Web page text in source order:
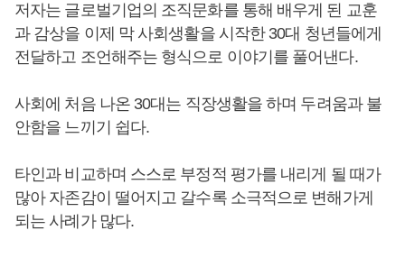
저자는 글로벌기업의 조직문화를 통해 배우게 된 교훈
과 감상을 이제 막 사회생활을 시작한 30대 청년들에게
전달하고 조언해주는 형식으로 이야기를 풀어낸다.
사회에 처음 나온 30대는 직장생활을 하며 두려움과 불
안함을 느끼기 쉽다.
타인과 비교하며 스스로 부정적 평가를 내리게 될 때가
많아 자존감이 떨어지고 갈수록 소극적으로 변해가게
되는 사례가 많다.